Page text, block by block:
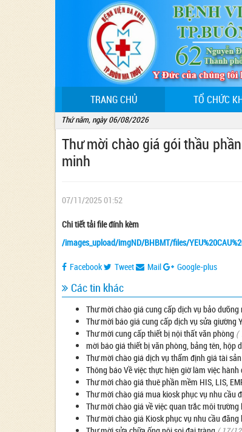
TRANG CHỦ(CURRENT) TỔ CHỨC
Thứ năm, ngày 06/08/2026
Thư mời chào giá gói thầu
minh
07/11/2025 01:52
Chi tiết tải file đính kèm
/images_upload/imgND/BHBMT/files/
Facebook Tweet Mail Google-plus
Các tin khác
Thư mời chào giá cung cấp dịch vụ bảo dưỡng
Thư mời báo giá cung cấp dịch vụ sửa giường
Thư mời cung cấp thiết bị nội thất văn phòng (
mời báo giá thiết bị văn phòng, bảng tên, hộp
Thư mời chào giá dịch vụ thẩm định giá tài
Thông báo Về việc thực hiện giờ làm việc hành
Thư mời chào giá thuê phần mềm HIS, LIS,
Thư mời chào giá mua kiosk phục vụ nhu cầu
Thư mời chào giá về việc quan trắc môi
Thư mời chào giá Kiosk phục vụ nhu cầu